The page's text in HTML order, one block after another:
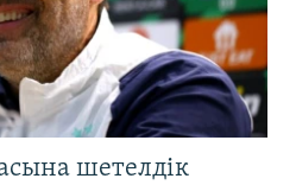
шетелдік